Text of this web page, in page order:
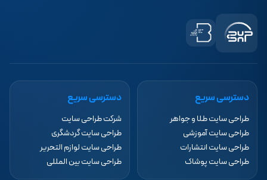
دسترسی سریع
طراحی سایت طلا و جواهر
طراحی سایت آموزشی
طراحی سایت انتشارات
طراحی سایت پوشاک
دسترسی سریع
شرکت طراحی سایت
طراحی سایت گردشگری
طراحی سایت لوازم التحریر
طراحی سایت بین المللی